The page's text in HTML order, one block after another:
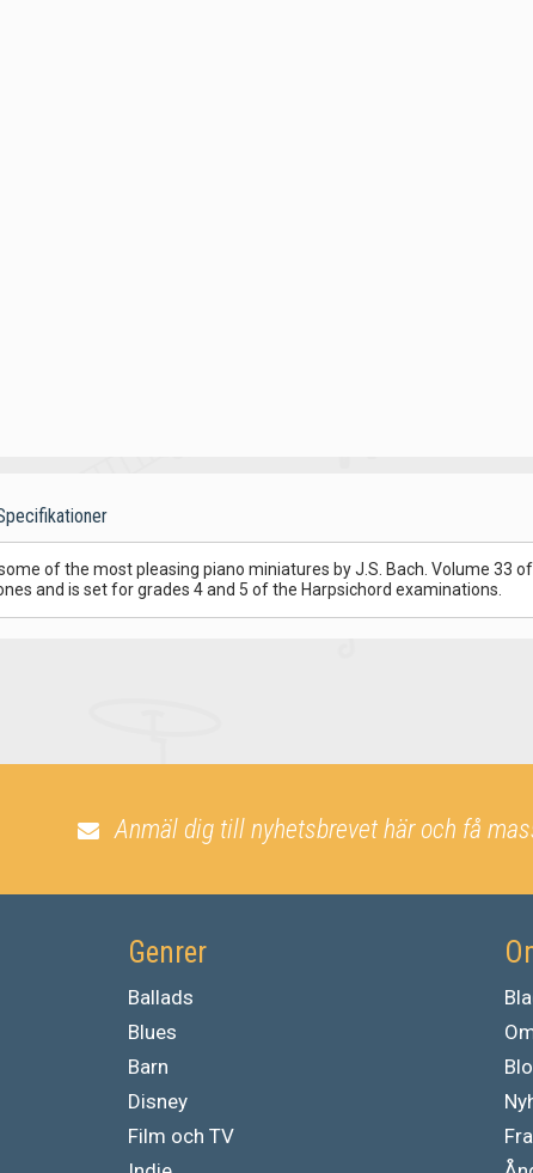
of the most pleasing piano miniatures by J.S. Bach. Volume 33
and is set for grades 4 and 5 of the Harpsichord examinations.
Anmäl dig till nyhetsbrevet här och få
Genrer
Ballads
Blues
Barn
Disney
Film och TV